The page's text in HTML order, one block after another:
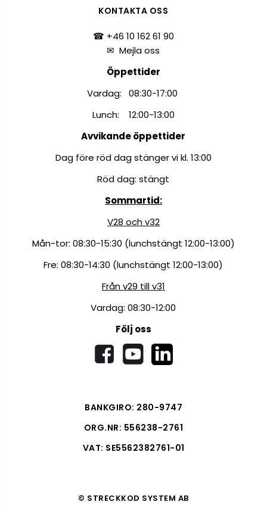
KONTAKTA OSS
☎ +46 10 162 61 90
✉Mejla oss
Öppettider
Vardag: 08:30-17:00
Lunch: 12:00-13:00
Avvikande öppettider
Dag före röd dag stänger vi kl. 13:00
Röd dag: stängt
Sommartid:
V28 och v32
Mån-tor: 08:30-15:30 (lunchstängt 12:00-13:00)
Fre: 08:30-14:30 (lunchstängt 12:00-13:00)
Från v29 till v31
Vardag: 08:30-12:00
Följ oss
BANKGIRO: 280-9747
ORG.NR: 556238-2761
VAT: SE5562382761-01
© STRECKKOD SYSTEM AB